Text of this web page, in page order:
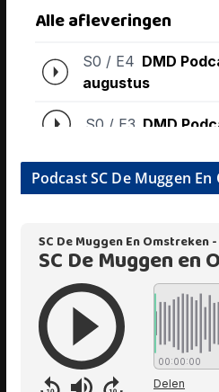
Podcast SC De Muggen